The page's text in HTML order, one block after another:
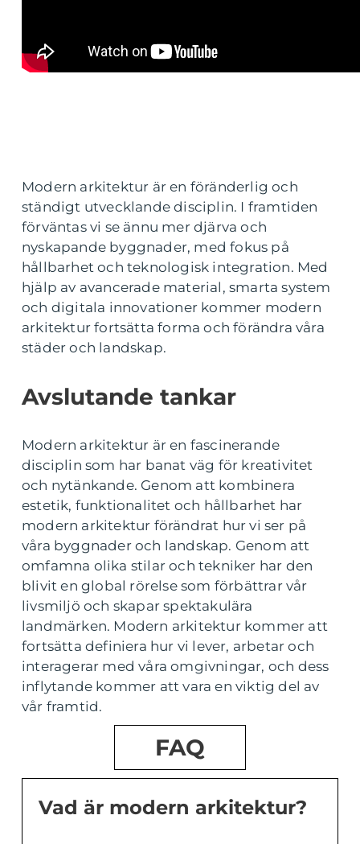
Modern arkitektur är en föränderlig och
ständigt utvecklande disciplin. I framtiden
förväntas vi se ännu mer djärva och
nyskapande byggnader, med fokus på
hållbarhet och teknologisk integration. Med
hjälp av avancerade material, smarta system
och digitala innovationer kommer modern
arkitektur fortsätta forma och förändra våra
städer och landskap.
Avslutande tankar
Modern arkitektur är en fascinerande
disciplin som har banat väg för kreativitet
och nytänkande. Genom att kombinera
estetik, funktionalitet och hållbarhet har
modern arkitektur förändrat hur vi ser på
våra byggnader och landskap. Genom att
omfamna olika stilar och tekniker har den
blivit en global rörelse som förbättrar vår
livsmiljö och skapar spektakulära
landmärken. Modern arkitektur kommer att
fortsätta definiera hur vi lever, arbetar och
interagerar med våra omgivningar, och dess
inflytande kommer att vara en viktig del av
vår framtid.
FAQ
Vad är modern arkitektur?